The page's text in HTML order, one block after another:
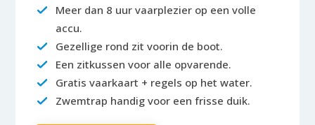
Meer dan 8 uur vaarplezier op een volle
accu.
Gezellige rond zit voorin de boot.
Een zitkussen voor alle opvarende.
Gratis vaarkaart + regels op het water.
Zwemtrap handig voor een frisse duik.